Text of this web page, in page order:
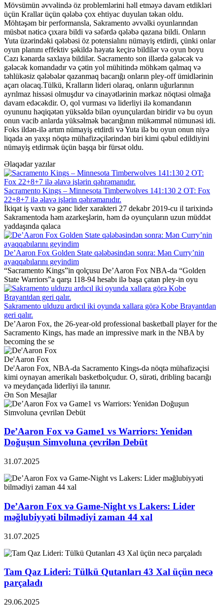
Mövsümün əvvəlində öz problemlərini həll etməyə davam etdikləri
üçün Krallar üçün qələbə çox ehtiyac duyulan təkan oldu.
Möhtəşəm bir performansla, Sakramento əvvəlki oyunlarından
müsbət nəticə çıxara bildi və səfərdə qələbə qazana bildi. Onların
Yuta üzərindəki qələbəsi öz potensialını nümayiş etdirdi, çünki onlar
oyun planını effektiv şəkildə həyata keçirə bildilər və oyun boyu
Cazı kənarda saxlaya bildilər. Sacramento son illərdə gələcək və
gələcək komandadır və çətin yol mühitində möhkəm qalmaq və
təhlükəsiz qələbələr qazanmaq bacarığı onların pley-off ümidlərinin
açarı olacaq.Tülkü, Kralların lideri olaraq, onların uğurlarının
ayrılmaz hissəsi olmuşdur və cinayətlərinin mərkəz nöqtəsi olmağa
davam edəcəkdir. O, qol vurması və liderliyi ilə komandanın
oyununu həqiqətən yüksəldə bilən oyunçulardan biridir və bu oyun
onun vacib anlarda yüksəlmək bacarığının mükəmməl nümunəsi idi.
Foks ildən-ilə artım nümayiş etdirdi və Yuta ilə bu oyun onun niyə
liqada ən yaxşı nöqtə mühafizəçilərindən biri kimi qəbul edildiyini
nümayiş etdirmək üçün başqa bir fürsət oldu.
Əlaqədar yazılar
Sacramento Kings – Minnesota Timberwolves 141:130 2 OT: Fox
22+8+7 ilə əlavə işlərin qəhrəmanıdır.
İkiqat iş vaxtı və gənc lider xarakteri 27 dekabr 2019-cu il tarixində
Sakramentoda həm azarkeşlərin, həm də oyunçuların uzun müddət
yaddaşında qalaca
De’Aaron Fox Golden State qələbəsindən sonra: Mən Curry’nin
ayaqqabılarını geyindim
“Sacramento Kings”in qolçusu De’Aaron Fox NBA-da “Golden
State Warriors”a qarşı 118-94 hesabı ilə başa çatan pley-in oyu
Sakramento ulduzu ardıcıl iki oyunda xallara görə Kobe Brayantdan
geri qalır.
De’Aaron Fox, the 26-year-old professional basketball player for the
Sacramento Kings, has made an impressive mark in the NBA by
becoming the se
De'Aaron Fox
De'Aaron Fox, NBA-da Sacramento Kings-də nöqtə mühafizəçisi
kimi oynayan amerikalı basketbolçudur. O, sürəti, dribling bacarığı
və meydançada liderliyi ilə tanınır.
Ən Son Mesajlar
De’Aaron Fox və Game1 vs Warriors: Yenidən
Doğuşun Simvoluna çevrilən Debüt
31.07.2025
De’Aaron Fox və Game-Night vs Lakers: Lider
məğlubiyyəti bilmədiyi zaman 44 xal
31.07.2025
Tam Qaz Lideri: Tülkü Qutanları 43 Xal üçün necə
parçaladı
29.06.2025